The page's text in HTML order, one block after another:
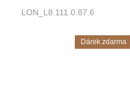
LON_L8.111.0.87.6
Dárek zdarma